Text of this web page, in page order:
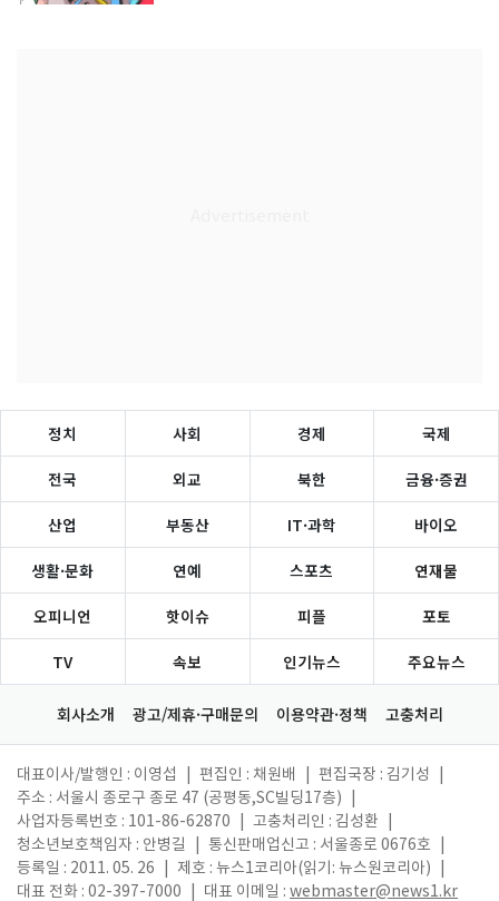
정치 사회 경제 국제
전국 외교 북한 금융·증권
산업 부동산 IT·과학 바이오
생활·문화 연예 스포츠 연재물
오피니언 핫이슈 피플 포토
TV 속보 인기뉴스 주요뉴스
회사소개 광고/제휴·구매문의 이용약관·정책 고충처리
대표이사/발행인 : 이영섭 편집인 : 채원배 편집국장 : 김기성
주소 : 서울시 종로구 종로 47 (공평동,SC빌딩17층)
사업자등록번호 : 101-86-62870
고충처리인 : 김성환
청소년보호책임자 : 안병길
통신판매업신고 : 서울종로 0676호
등록일 : 2011. 05. 26
제호 : 뉴스1코리아(읽기: 뉴스원코리아)
대표 전화 : 02-397-7000
대표 이메일 : webmaster@news1.kr